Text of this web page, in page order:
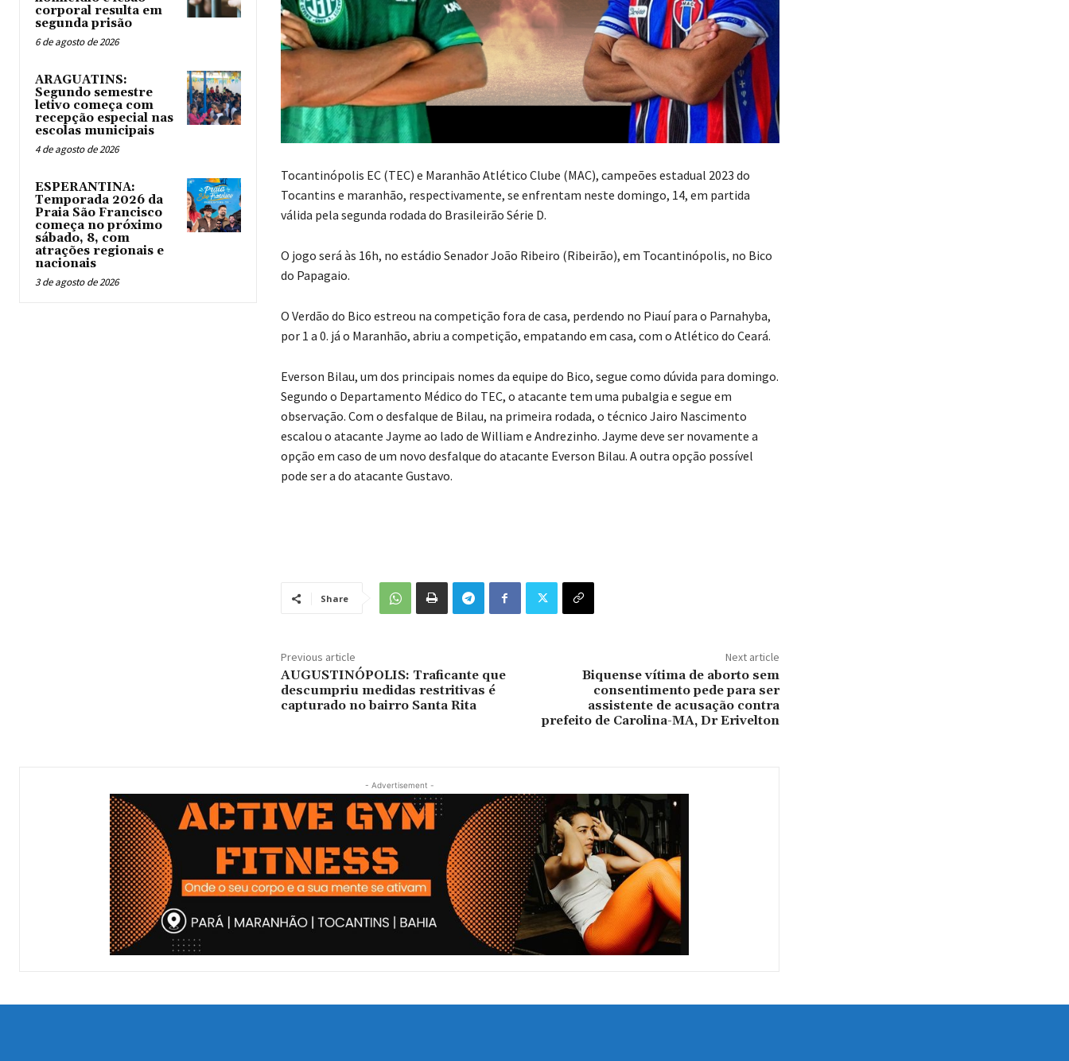
corporal resulta em
segunda prisão
6 de agosto de 2026
ARAGUATINS:
Segundo semestre
letivo começa com
recepção especial nas
escolas municipais
4 de agosto de 2026
ESPERANTINA:
Temporada 2026 da
Praia São Francisco
começa no próximo
sábado, 8, com
atrações regionais e
nacionais
3 de agosto de 2026
Tocantinópolis EC (TEC) e Maranhão Atlético Clube (MAC), campeões estadual 2023 do
Tocantins e maranhão, respectivamente, se enfrentam neste domingo, 14, em partida
válida pela segunda rodada do Brasileirão Série D.
O jogo será às 16h, no estádio Senador João Ribeiro (Ribeirão), em Tocantinópolis, no Bico
do Papagaio.
O Verdão do Bico estreou na competição fora de casa, perdendo no Piauí para o Parnahyba,
por 1 a 0. já o Maranhão, abriu a competição, empatando em casa, com o Atlético do Ceará.
Everson Bilau, um dos principais nomes da equipe do Bico, segue como dúvida para domingo.
Segundo o Departamento Médico do TEC, o atacante tem uma pubalgia e segue em
observação. Com o desfalque de Bilau, na primeira rodada, o técnico Jairo Nascimento
escalou o atacante Jayme ao lado de William e Andrezinho. Jayme deve ser novamente a
opção em caso de um novo desfalque do atacante Everson Bilau. A outra opção possível
pode ser a do atacante Gustavo.
Share
Previous article
AUGUSTINÓPOLIS: Traficante que
descumpriu medidas restritivas é
capturado no bairro Santa Rita
Next article
Biquense vítima de aborto sem
consentimento pede para ser
assistente de acusação contra
prefeito de Carolina-MA, Dr Erivelton
- Advertisement -